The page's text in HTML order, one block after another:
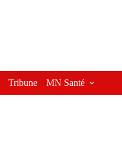
Tribune MN Santé